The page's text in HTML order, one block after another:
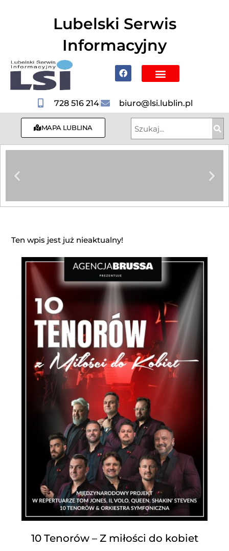
Lubelski Serwis
Informacyjny
728 516 214 biuro@lsi.lublin.pl
MAPA LUBLINA
Ten wpis jest już nieaktualny!
10 Tenorów – Z miłości do kobiet